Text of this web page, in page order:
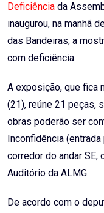
Deficiência da
inaugurou, na manhã
das Bandeiras, a
com deficiência.
A exposição, que fica
(21), reúne 21 peças,
obras poderão ser
Inconfidência
corredor do andar SE,
Auditório da ALMG.
De acordo com o